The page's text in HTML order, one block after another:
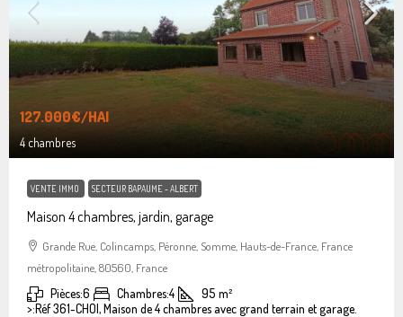
127.000€/HAI
4 chambres
VENTE IMMO SECTEUR BAPAUME - ALBERT
Maison 4 chambres, jardin, garage
Grande Rue, Colincamps, Péronne, Somme, Hauts-de-France, France
métropolitaine, 80560, France
Pièces:6 Chambres:4 95 m²
>:Réf 361-CHOI, Maison de 4 chambres avec grand terrain et garage.